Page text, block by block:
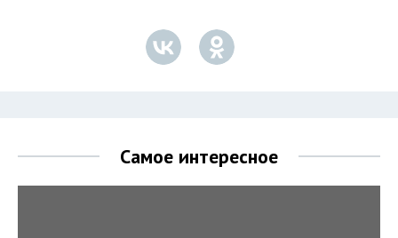
Самое интересное